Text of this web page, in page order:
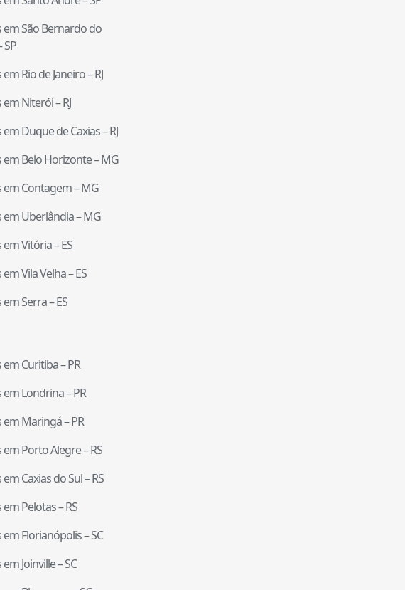
emSão Bernardo do
SP
emRio de Janeiro–RJ
emNiterói–RJ
emDuque de Caxias–RJ
emBelo Horizonte–MG
emContagem–MG
emUberlândia–MG
emVitória–ES
emVila Velha–ES
emSerra–ES
emCuritiba–PR
emLondrina–PR
emMaringá–PR
emPorto Alegre–RS
emCaxias do Sul–RS
emPelotas–RS
emFlorianópolis–SC
emJoinville–SC